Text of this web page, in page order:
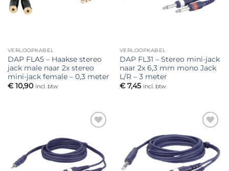
VERLOOPKABEL
DAP FLA5 – Haakse stereo
jack male naar 2x stereo
mini-jack female – 0,3 meter
€10,90 incl. btw
VERLOOPKABEL
DAP FL31 – Stereo mini-jack
naar 2x 6,3 mm mono Jack
L/R – 3 meter
€7,45 incl. btw
aan
verlanglijst
Toevoegen
aan
verlanglijst